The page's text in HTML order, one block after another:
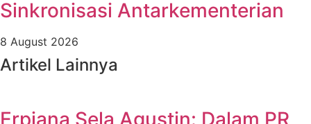
Sinkronisasi Antarkementerian
8 August 2026
Artikel Lainnya
Erpiana Sela Agustin: Dalam PR